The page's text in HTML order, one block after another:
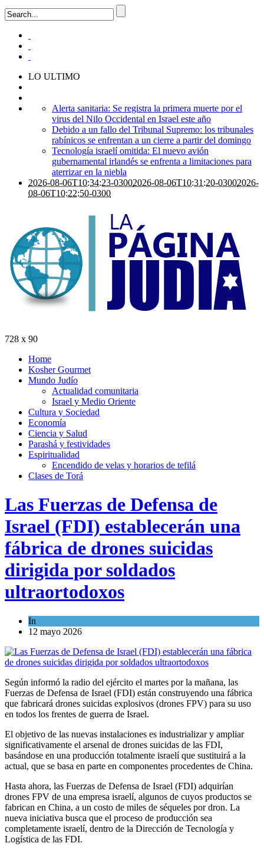
LO ULTIMO
Alerta sanitaria: Se registra la primera muerte por el
virus del Nilo Occidental en Israel este año
Debido a un fallo del Tribunal Supremo: los tribunales
rabínicos se enfrentan a un cierre a partir del domingo
Tecnología israelí omitida: El nuevo avión
gubernamental irlandés se enfrenta a limitaciones para
aterrizar en la niebla
2026-08-06T10:34:23-03002026-08-06T10:31:20-03002026-
08-06T10:22:50-0300
728 x 90
Home
Kosher Gourmet
Mundo Judío
Actualidad comunitaria
Israel y Medio Oriente
Cultura y Sociedad
Economía
Ciencia y Salud
Parashá y festividades
Espiritualidad
Encendido de velas y horarios de tefilá
Clases de Torá
Las Fuerzas de Defensa de
Israel (FDI) establecerán una
fábrica de drones suicidas
dirigida por soldados
ultraortodoxos
In
12 mayo 2026
Según informó la radio del ejército el martes por la mañana, las
Fuerzas de Defensa de Israel (FDI) están construyendo una fábrica
que fabricará drones suicidas explosivos (drones FPV) para su uso
en todos los frentes de guerra de Israel.
El objetivo de las nuevas instalaciones es industrializar y ampliar
significativamente el arsenal de drones suicidas de las FDI,
basándose en una producción totalmente israelí que sustituirá a la
actual, que se basa en parte en componentes procedentes de China.
Hasta ahora, las Fuerzas de Defensa de Israel (FDI) adquirían
drones FPV de una empresa israelí, algunos de cuyos productos se
fabrican en China, a un costo de miles de séqueles por dron. La
nueva iniciativa busca que el proceso de producción sea
completamente israelí, dentro de la Dirección de Tecnología y
Logística de las FDI.